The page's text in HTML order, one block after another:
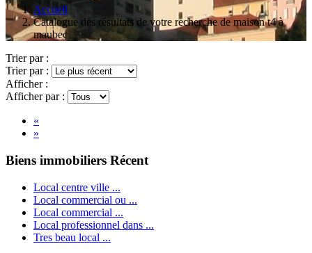
Accueil
Catalogue des résultats de votre recherche de maison t4 à
maubec
Trier par :
Trier par :
Afficher :
Afficher par :
«
»
Biens immobiliers Récent
Local centre ville ...
Local commercial ou ...
Local commercial ...
Local professionnel dans ...
Tres beau local ...